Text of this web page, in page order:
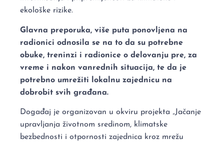
ekološke rizike.
Glavna preporuka, više puta ponovljena na
radionici odnosila se na to da su potrebne
obuke, treninzi i radionice o delovanju pre, za
vreme i nakon vanrednih situacija, te da je
potrebno umrežiti lokalnu zajednicu na
dobrobit svih građana.
Događaj je organizovan u okviru projekta „Jačanje
upravljanja životnom sredinom, klimatske
bezbednosti i otpornosti zajednica kroz mrežu